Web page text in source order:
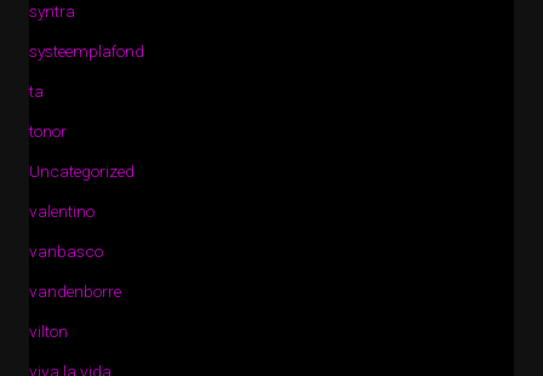
syntra
systeemplafond
ta
tonor
Uncategorized
valentino
vanbasco
vandenborre
vilton
viva la vida